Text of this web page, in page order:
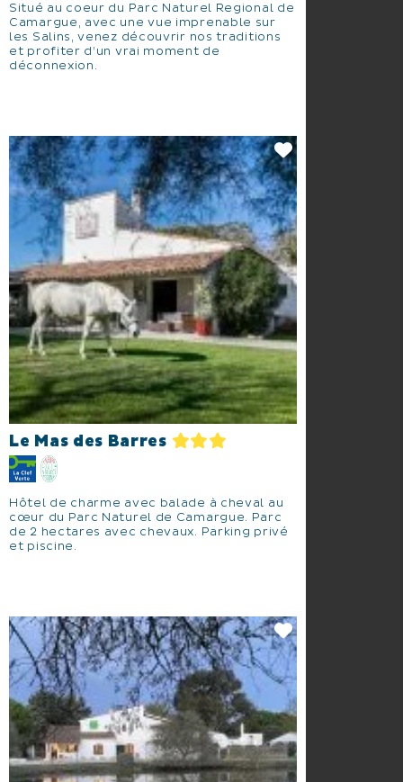
Situé au coeur du Parc Naturel Regional de
Camargue, avec une vue imprenable sur
les Salins, venez découvrir nos traditions
et profiter d’un vrai moment de
déconnexion.
Le Mas des Barres
Hôtel de charme avec balade à cheval au
cœur du Parc Naturel de Camargue. Parc
de 2 hectares avec chevaux. Parking privé
et piscine.